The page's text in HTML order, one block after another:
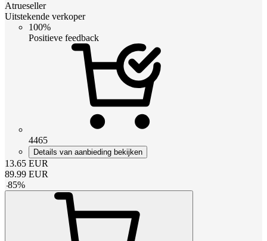
Atrueseller
Uitstekende verkoper
100%
Positieve feedback
4465
Details van aanbieding bekijken
13.65 EUR
89.99 EUR
-85%